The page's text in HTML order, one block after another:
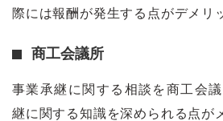
際には報酬が発生する点がデメリ
商工会議所
事業承継に関する相談を商工会
継に関する知識を深められる点が